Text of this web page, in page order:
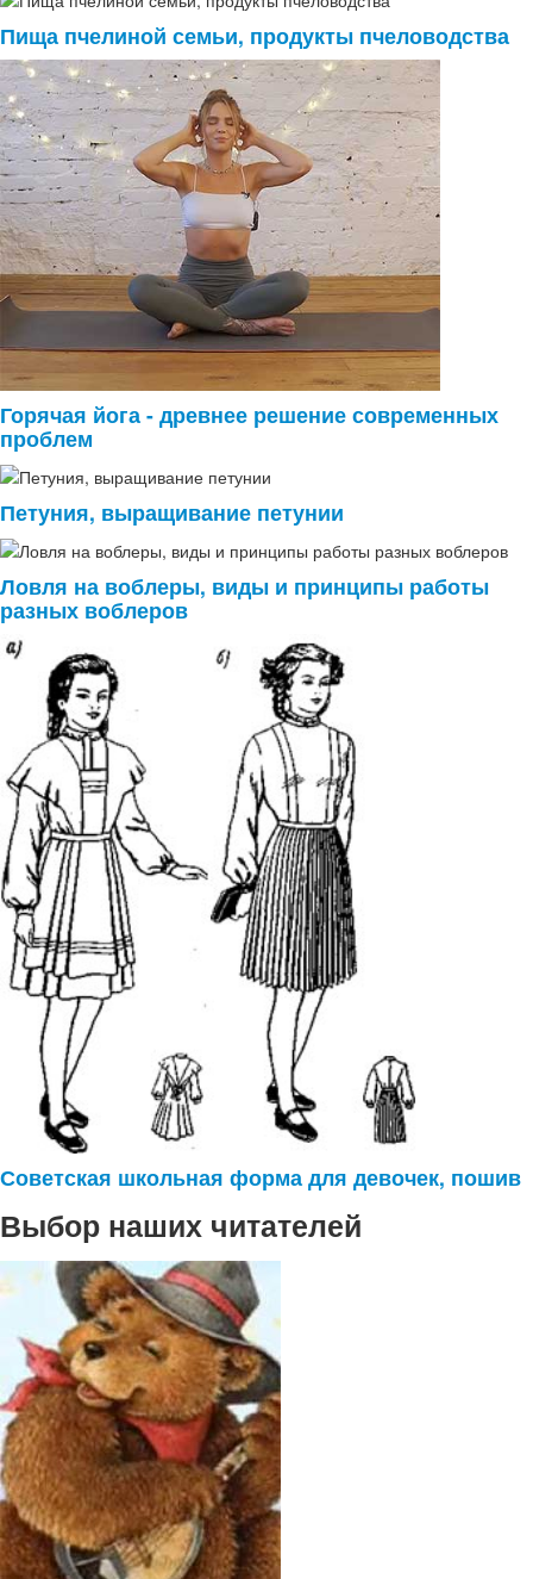
Пища пчелиной семьи, продукты пчеловодства
Горячая йога - древнее решение современных
проблем
Петуния, выращивание петунии
Ловля на воблеры, виды и принципы работы
разных воблеров
Советская школьная форма для девочек, пошив
Выбор наших читателей